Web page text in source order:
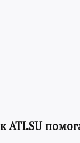
ATI.SU